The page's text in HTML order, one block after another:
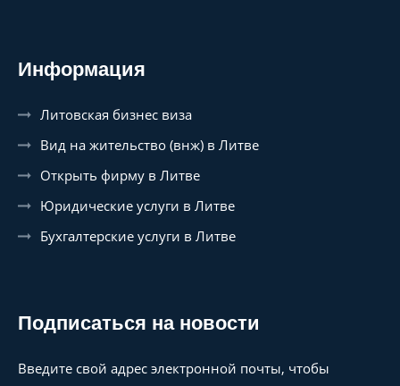
Информация
Литовская бизнес виза
Вид на жительство (внж) в Литве
Открыть фирму в Литве
Юридические услуги в Литве
Бухгалтерские услуги в Литве
Подписаться на новости
Введите свой адрес электронной почты, чтобы